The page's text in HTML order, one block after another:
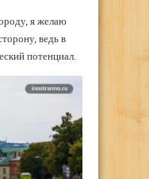
я желаю
ведь в
потенциал.